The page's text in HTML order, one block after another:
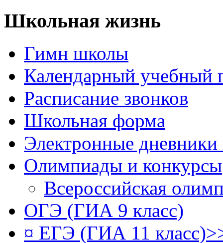
Школьная жизнь
Гимн школы
Календарный учебный
Расписание звонков
Школьная форма
Электронные
Олимпиады и конкурсы
Всероссийская
ОГЭ (ГИА 9 класс)
¤ ЕГЭ (ГИА 11